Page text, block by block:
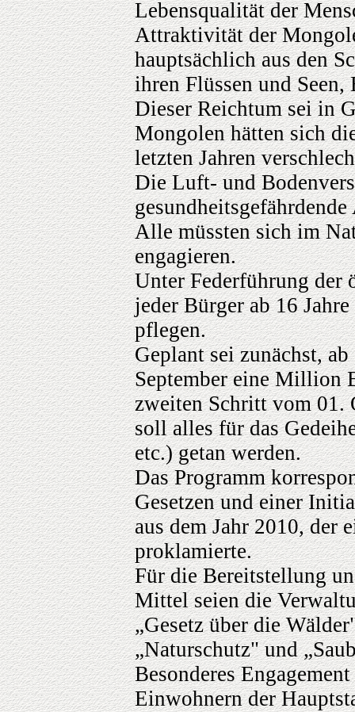
Lebensqualität der
Attraktivität der
hauptsächlich aus den
ihren Flüssen und
Dieser Reichtum sei in
Mongolen hätten sich
letzten Jahren
Die Luft- und
Alle müssten sich im
engagieren.
Unter Federführung der
jeder Bürger ab 16
pflegen.
Geplant sei zunächst,
September eine Million
zweiten Schritt vom 01.
soll alles für das
etc.) getan werden.
Das Programm
Gesetzen und einer
aus dem Jahr 2010, der
proklamierte.
Für die Bereitstellung
Mittel seien die
„Gesetz über die
„Naturschutz" und
Besonderes
Einwohnern der